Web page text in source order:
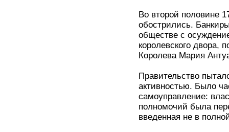
Во второй половине
обострились.
обществе с
королевского двора,
Королева Мария
Правительство
активностью. Было
самоуправление:
полномочий была
введенная не в